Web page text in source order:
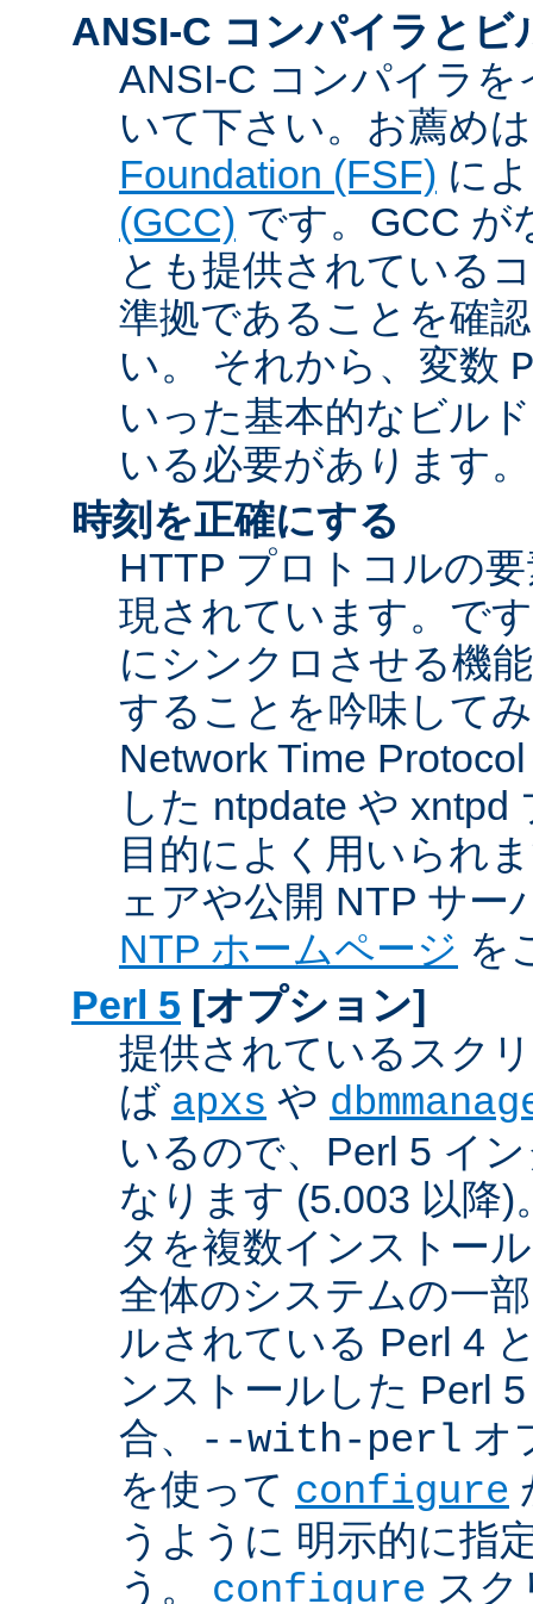
ANSI-C コンパイラとビ
ANSI-C コンパイラ
いて下さい。お薦め
Foundation (FSF) に
(GCC) です。GCC が
とも提供されている
準拠であることを確
い。 それから、変数
いった基本的なビル
いる必要があります。
時刻を正確にする
HTTP プロトコルの
現されています。で
にシンクロさせる機
することを吟味して
Network Time
した ntpdate や
目的によく用いられ
ェアや公開 NTP サー
NTP ホームページ を
Perl 5 [オプション]
提供されているスク
ば apxs や
いるので、Perl 5 イ
なります (5.003 以降
タを複数インストー
全体のシステムの一
ルされている Perl 4
ンストールした Perl
合、
--with-perl オ
を使って configure
うように 明示的に指
う。 configure スク